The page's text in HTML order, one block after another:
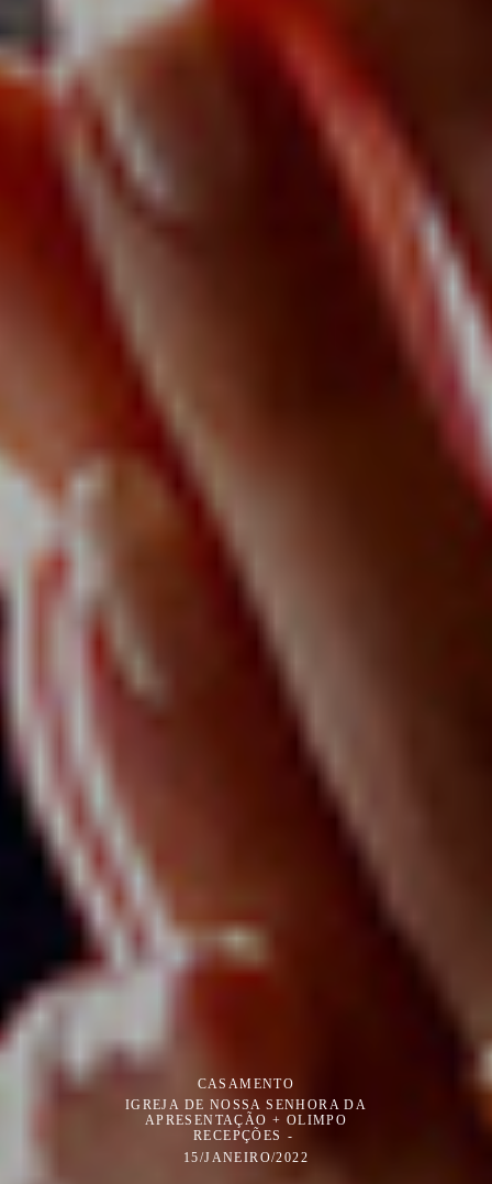
CASAMENTO
IGREJA DE NOSSA SENHORA DA
APRESENTAÇÃO + OLIMPO
RECEPÇÕES
15/JANEIRO/2022